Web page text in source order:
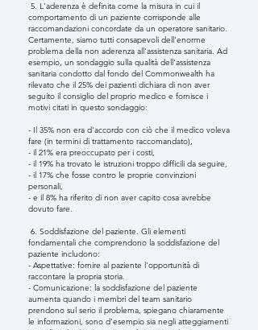
5. L'aderenza è definita come la misura in cui il
comportamento di un paziente corrisponde alle
raccomandazioni concordate da un operatore sanitario.
Certamente, siamo tutti consapevoli dell'enorme
problema della non aderenza all'assistenza sanitaria. Ad
esempio, un sondaggio sulla qualità dell'assistenza
sanitaria condotto dal fondo del Commonwealth ha
rilevato che il 25% dei pazienti dichiara di non aver
seguito il consiglio del proprio medico e fornisce i
motivi citati in questo sondaggio:
- Il 35% non era d'accordo con ciò che il medico voleva
fare (in termini di trattamento raccomandato),
- il 21% era preoccupato per i costi,
- il 19% ha trovato le istruzioni troppo difficili da seguire,
- il 17% che fosse contro le proprie convinzioni
personali,
- e il 8% ha riferito di non aver capito cosa avrebbe
dovuto fare.
6. Soddisfazione del paziente. Gli elementi
fondamentali che comprendono la soddisfazione del
paziente includono:
- Aspettative: fornire al paziente l'opportunità di
raccontare la propria storia.
- Comunicazione: la soddisfazione del paziente
aumenta quando i membri del team sanitario
prendono sul serio il problema, spiegano chiaramente
le informazioni, sono d’esempio sia negli atteggiamenti